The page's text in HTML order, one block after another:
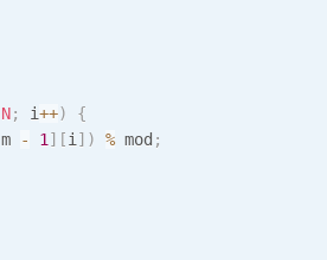
N; i++)
{
m - 1] [i] ) % mod ;